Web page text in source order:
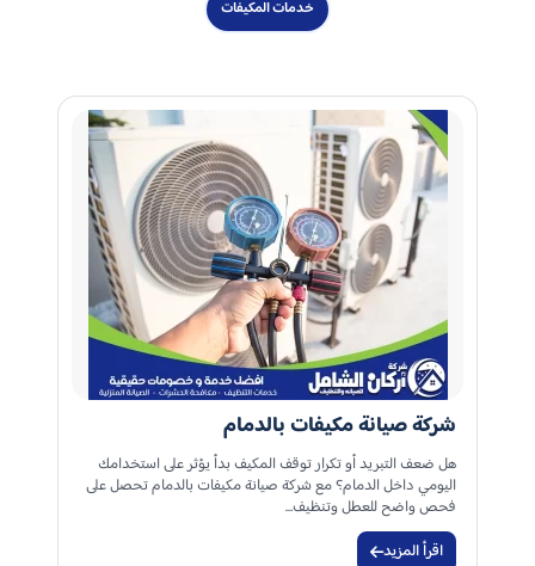
خدمات المكيفات
شركة صيانة مكيفات بالدمام
هل ضعف التبريد أو تكرار توقف المكيف بدأ يؤثر على استخدامك
اليومي داخل الدمام؟ مع شركة صيانة مكيفات بالدمام تحصل على
فحص واضح للعطل وتنظيف…
اقرأ المزيد